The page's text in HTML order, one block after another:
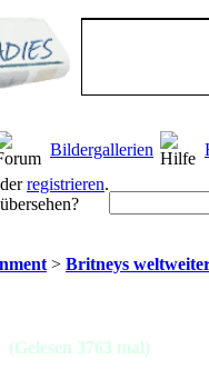
Bildergallerien
registrieren.
übersehen?
> Britneys
3763 mal)